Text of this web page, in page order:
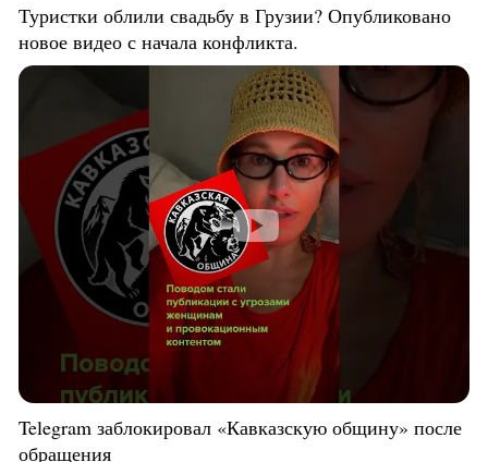
Туристки облили свадьбу в Грузии? Опубликовано
новое видео с начала конфликта.
Telegram заблокировал «Кавказскую общину» после
обращения